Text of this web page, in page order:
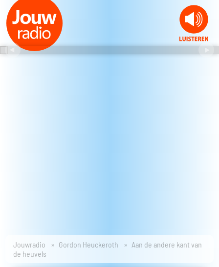
Jouwradio Gordon Heuckeroth
Aan de andere kant van
de heuvels